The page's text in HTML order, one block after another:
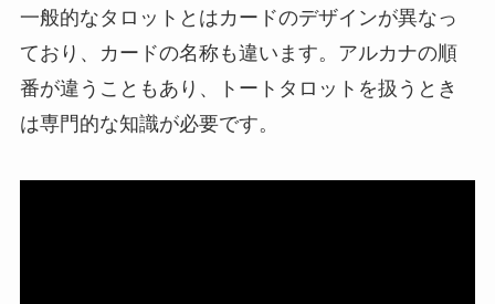
一般的なタロットとはカードのデザインが異なっ
ており、カードの名称も違います。アルカナの順
番が違うこともあり、トートタロットを扱うとき
は専門的な知識が必要です。